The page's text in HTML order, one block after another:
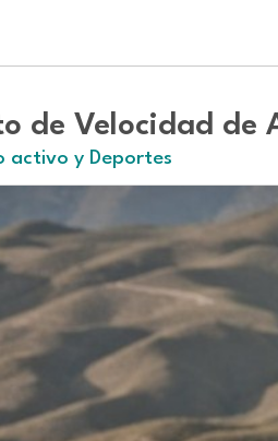
de Velocidad de
activo y Deportes